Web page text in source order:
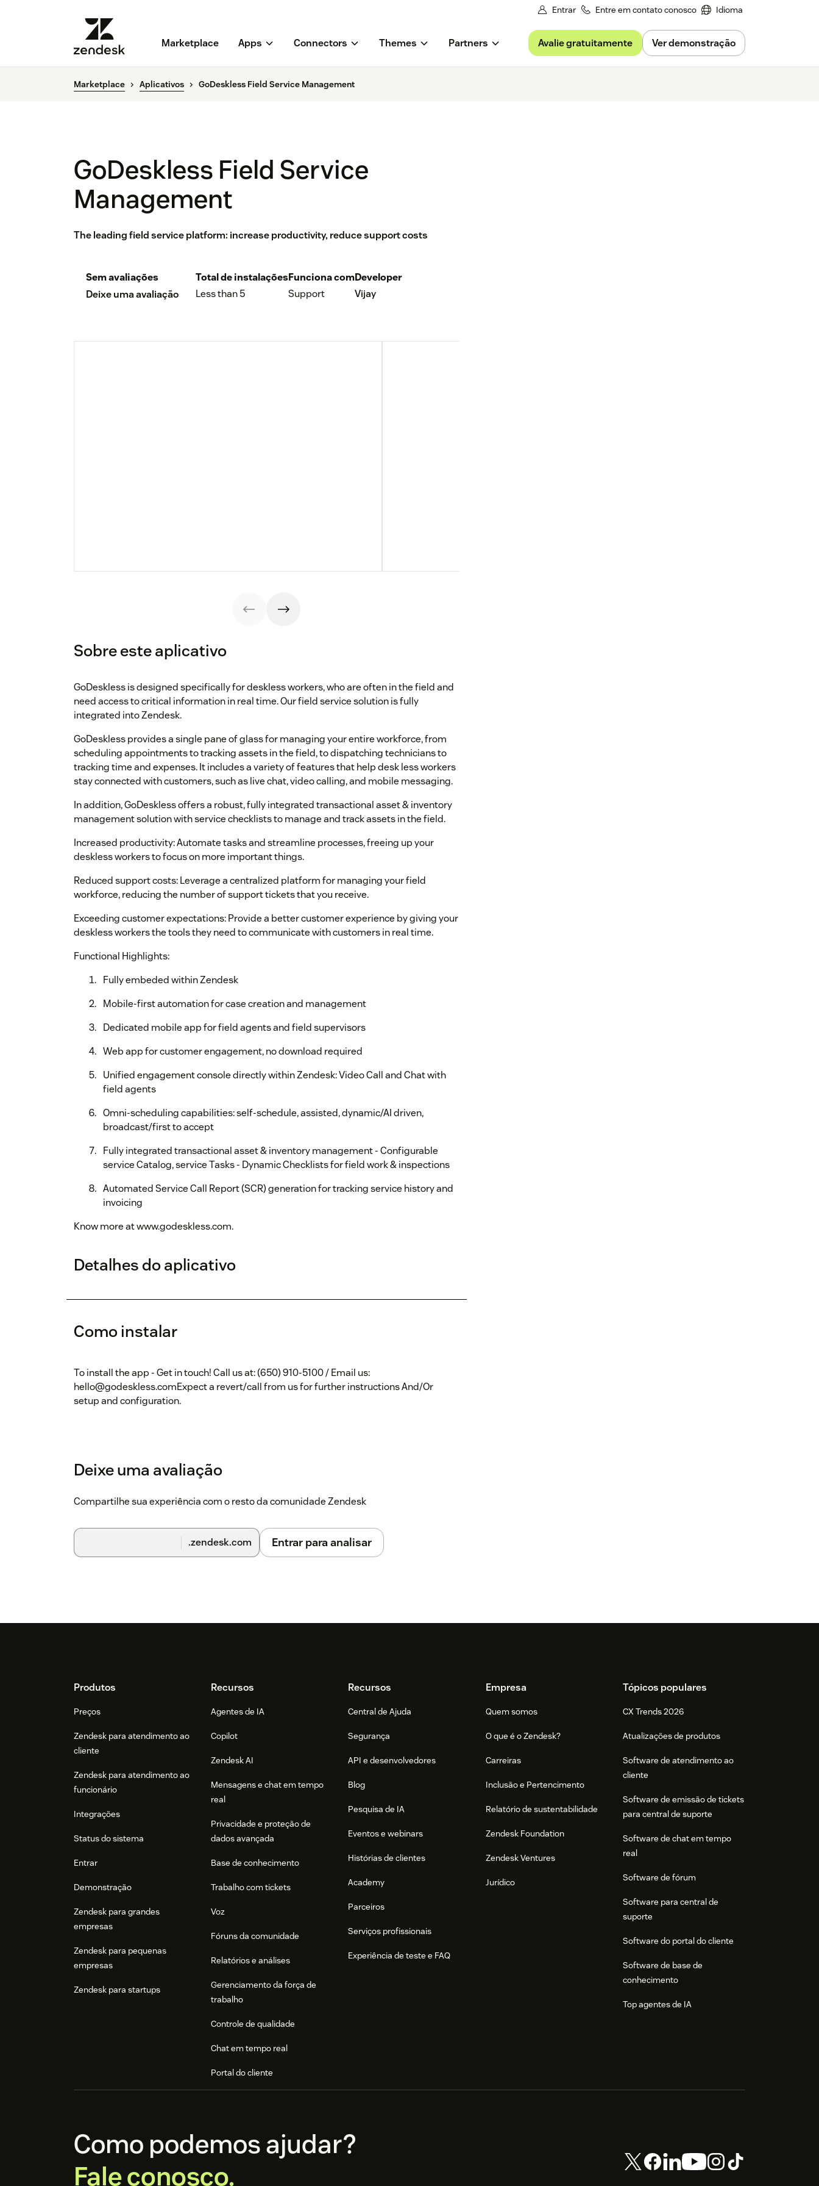
Entrar Entre em contato conosco Idioma
Marketplace Apps Connectors Themes Partners Avalie gratuitamente Ver demonstração
Marketplace Aplicativos GoDeskless Field Service Management
GoDeskless Field Service
Management
The leading field service platform: increase productivity, reduce support costs
Sem avaliações
Deixe uma avaliação
Total de instalações
Less than 5
Funciona com
Support
Developer
Vijay
Sobre este aplicativo
GoDeskless is designed specifically for deskless workers, who are often in the field and
need access to critical information in real time. Our field service solution is fully
integrated into Zendesk.
GoDeskless provides a single pane of glass for managing your entire workforce, from
scheduling appointments to tracking assets in the field, to dispatching technicians to
tracking time and expenses. It includes a variety of features that help desk less workers
stay connected with customers, such as live chat, video calling, and mobile messaging.
In addition, GoDeskless offers a robust, fully integrated transactional asset & inventory
management solution with service checklists to manage and track assets in the field.
Increased productivity: Automate tasks and streamline processes, freeing up your
deskless workers to focus on more important things.
Reduced support costs: Leverage a centralized platform for managing your field
workforce, reducing the number of support tickets that you receive.
Exceeding customer expectations: Provide a better customer experience by giving your
deskless workers the tools they need to communicate with customers in real time.
Functional Highlights:
Fully embeded within Zendesk
Mobile-first automation for case creation and management
Dedicated mobile app for field agents and field supervisors
Web app for customer engagement, no download required
Unified engagement console directly within Zendesk: Video Call and Chat with
field agents
Omni-scheduling capabilities: self-schedule, assisted, dynamic/AI driven,
broadcast/first to accept
Fully integrated transactional asset & inventory management - Configurable
service Catalog, service Tasks - Dynamic Checklists for field work & inspections
Automated Service Call Report (SCR) generation for tracking service history and
invoicing
Know more at www.godeskless.com.
Detalhes do aplicativo
Como instalar
To install the app - Get in touch! Call us at: (650) 910-5100 / Email us:
hello@godeskless.comExpect a revert/call from us for further instructions And/Or
setup and configuration.
Deixe uma avaliação
Compartilhe sua experiência com o resto da comunidade Zendesk
.zendesk.com Entrar para analisar
FooterProdutos
Preços
Zendesk para atendimento ao
cliente
Zendesk para atendimento ao
funcionário
Integrações
Status do sistema
Entrar
Demonstração
Zendesk para grandes
empresas
Zendesk para pequenas
empresas
Zendesk para startups
Recursos
Agentes de IA
Copilot
Zendesk AI
Mensagens e chat em tempo
real
Privacidade e proteção de
dados avançada
Base de conhecimento
Trabalho com tickets
Voz
Fóruns da comunidade
Relatórios e análises
Gerenciamento da força de
trabalho
Controle de qualidade
Chat em tempo real
Portal do cliente
Recursos
Central de Ajuda
Segurança
API e desenvolvedores
Blog
Pesquisa de IA
Eventos e webinars
Histórias de clientes
Academy
Parceiros
Serviços profissionais
Experiência de teste e FAQ
Empresa
Quem somos
O que é o Zendesk?
Carreiras
Inclusão e Pertencimento
Relatório de sustentabilidade
Zendesk Foundation
Zendesk Ventures
Jurídico
Tópicos populares
CX Trends 2026
Atualizações de produtos
Software de atendimento ao
cliente
Software de emissão de tickets
para central de suporte
Software de chat em tempo
real
Software de fórum
Software para central de
suporte
Software do portal do cliente
Software de base de
conhecimento
Top agentes de IA
Como podemos ajudar?
Fale conosco.